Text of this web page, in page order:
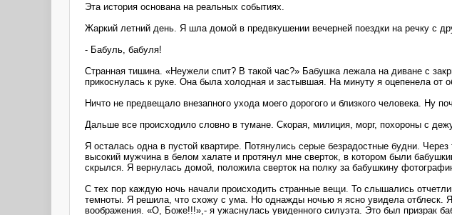
Эта история основана на реальных событиях.
Жаркий летний день. Я шла домой в предвкушении вечерней поездки на речку с
- Бабуль, бабуля!
Странная тишина. «Неужели спит? В такой час?» Бабушка лежала на диване с
прикоснулась к руке. Она была холодная и застывшая. На минуту я оцепенела от
Ничто не предвещало внезапного ухода моего дорогого и близкого человека. Ну
Дальше все происходило словно в тумане. Скорая, милиция, морг, похороны с
Я осталась одна в пустой квартире. Потянулись серые безрадостные будни.
высокий мужчина в белом халате и протянул мне сверток, в котором были
скрылся. Я вернулась домой, положила сверток на полку за бабушкину
С тех пор каждую ночь начали происходить странные вещи. То слышались
темноты. Я решила, что схожу с ума. Но однажды ночью я ясно увидела
воображения. «О, Боже!!!»,- я ужаснулась увиденного силуэта. Это был призрак